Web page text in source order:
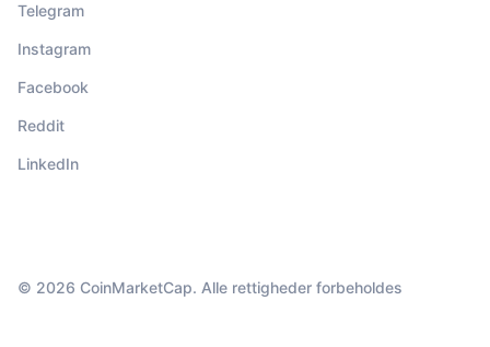
Telegram
Instagram
Facebook
Reddit
LinkedIn
© 2026 CoinMarketCap. Alle rettigheder forbeholdes